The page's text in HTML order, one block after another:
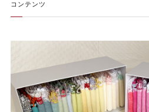
コンテンツ